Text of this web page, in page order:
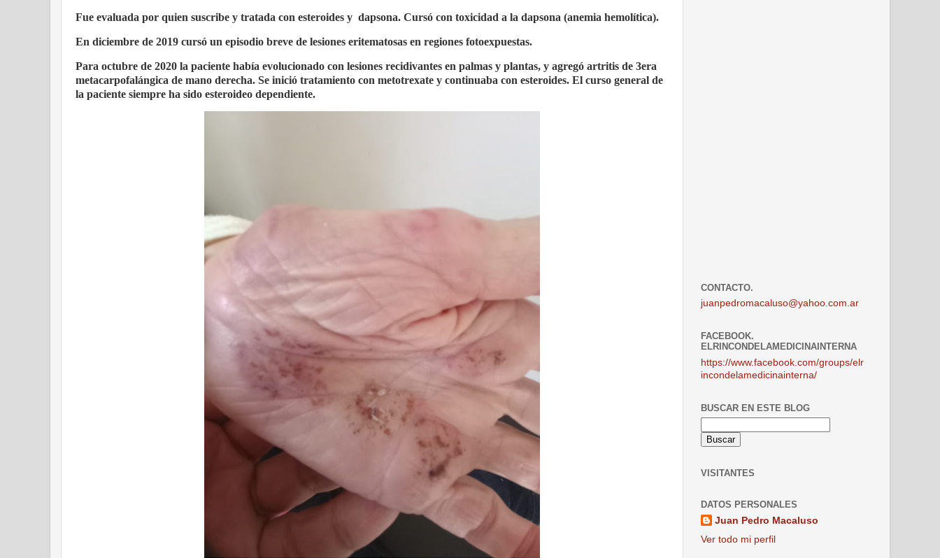
Fue evaluada por quien suscribe y tratada con esteroides y dapsona. Cursó con toxicidad a la dapsona (anemia hemolítica).
En diciembre de 2019 cursó un episodio breve de lesiones eritematosas en regiones fotoexpuestas.
Para octubre de 2020 la paciente había evolucionado con lesiones recidivantes en palmas y plantas, y agregó artritis de 3era
metacarpofalángica de mano derecha. Se inició tratamiento con metotrexate y continuaba con esteroides. El curso general de
la paciente siempre ha sido esteroideo dependiente.
CONTACTO.
juanpedromacaluso@yahoo.com.ar
FACEBOOK.
ELRINCONDELAMEDICINAINTERNA
https://www.facebook.com/groups/elr
incondelamedicinainterna/
BUSCAR EN ESTE BLOG
VISITANTES
DATOS PERSONALES
Juan Pedro Macaluso
Ver todo mi perfil